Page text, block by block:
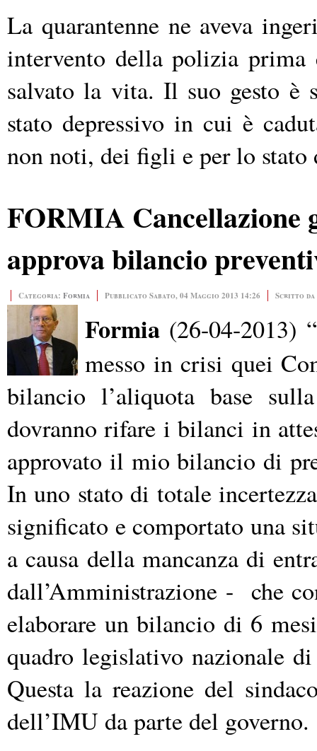
La quarantenne ne aveva
intervento della polizia
salvato la vita. Il suo gesto è
stato depressivo in cui è
non noti, dei figli e per lo stato
FORMIA Cancellazione
approva bilancio
Categoria: Formia Pubblicato Sabato, 04 Maggio 2013 14:26 Scritto da
Formia (26-04-2013)
messo in crisi quei
bilancio l’aliquota base
dovranno rifare i bilanci in
approvato il mio bilancio di
In uno stato di totale
significato e comportato una
a causa della mancanza di
dall’Amministrazione - che
elaborare un bilancio di 6
quadro legislativo nazionale
Questa la reazione del
dell’IMU da parte del governo.